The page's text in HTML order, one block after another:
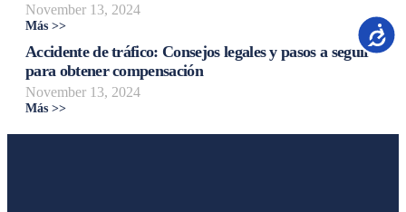
November 13, 2024
Más >>
Accidente de tráfico: Consejos legales y pasos a seguir
para obtener compensación
November 13, 2024
Más >>